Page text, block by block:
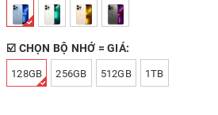
☑️ CHỌN BỘ NHỚ = GIÁ:
128GB 256GB 512GB 1TB